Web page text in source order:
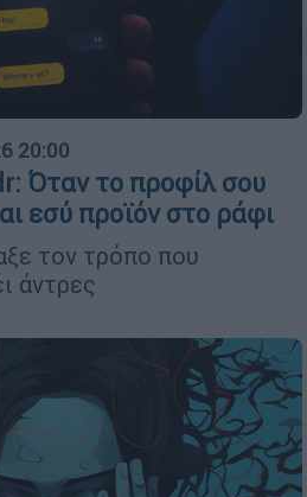
20:00
Όταν το προφίλ σου
εσύ προϊόν στο ράφι
τον τρόπο που
άντρες